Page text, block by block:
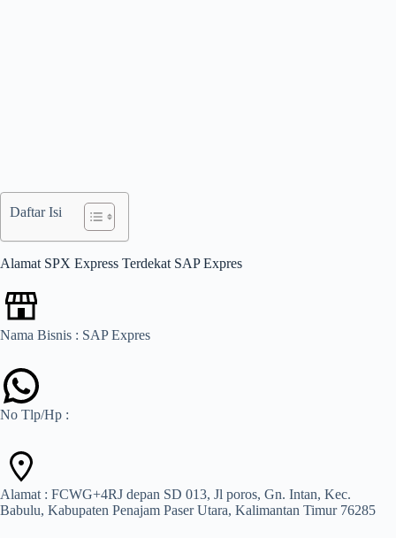
Daftar Isi
Alamat SPX Express Terdekat SAP Expres
Nama Bisnis : SAP Expres
No Tlp/Hp :
Alamat : FCWG+4RJ depan SD 013, Jl poros, Gn. Intan, Kec.
Babulu, Kabupaten Penajam Paser Utara, Kalimantan Timur 76285